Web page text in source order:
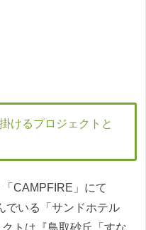
けるプロジェクトと
CAMPFIRE」にて
でいる「サンドホテル
トは『鳥取砂丘「すな